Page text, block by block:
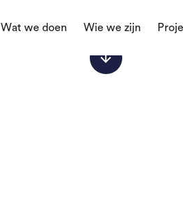
Wat we doen Wie we zijn